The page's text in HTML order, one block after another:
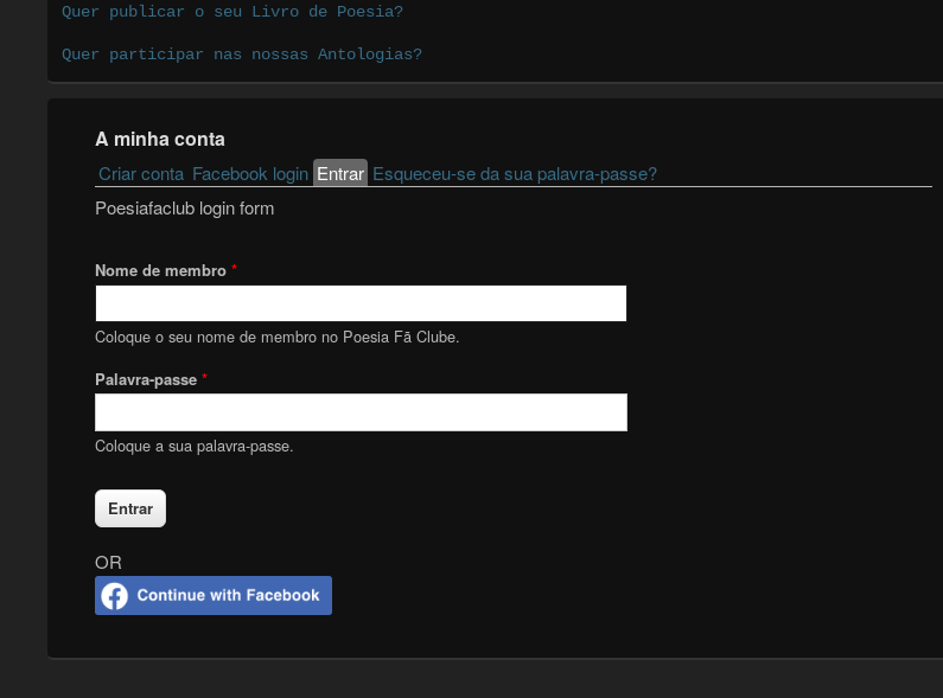
Quer publicar o seu Livro de Poesia?
Quer participar nas nossas Antologias?
A minha conta
Primary tabs
Criar conta Facebook login Entrar(active tab)
Esqueceu-se da sua palavra-passe?
Poesiafaclub login form
Nome de membro *
Coloque o seu nome de membro no Poesia Fã Clube.
Palavra-passe *
Coloque a sua palavra-passe.
OR